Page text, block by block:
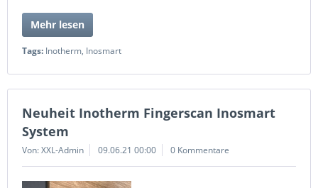
Mehr lesen
Tags: Inotherm, Inosmart
Neuheit Inotherm Fingerscan Inosmart
System
Von: XXL-Admin 09.06.21 00:00 0 Kommentare